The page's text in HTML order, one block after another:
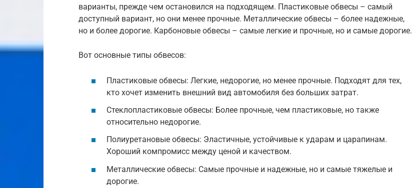
варианты, прежде чем остановился на подходящем. Пластиковые обвесы – самый
доступный вариант, но они менее прочные. Металлические обвесы – более надежные,
но и более дорогие. Карбоновые обвесы – самые легкие и прочные, но и самые дорогие.
Вот основные типы обвесов:
Пластиковые обвесы: Легкие, недорогие, но менее прочные. Подходят для тех,
кто хочет изменить внешний вид автомобиля без больших затрат.
Стеклопластиковые обвесы: Более прочные, чем пластиковые, но также
относительно недорогие.
Полиуретановые обвесы: Эластичные, устойчивые к ударам и царапинам.
Хороший компромисс между ценой и качеством.
Металлические обвесы: Самые прочные и надежные, но и самые тяжелые и
дорогие.